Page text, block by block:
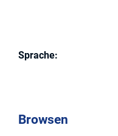
Sprache:
Browsen